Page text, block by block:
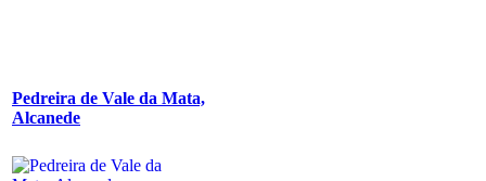
Pedreira de Vale da Mata,
Alcanede